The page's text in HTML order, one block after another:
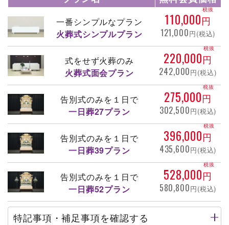
一番シンプルなプラン
火葬式シンプルプラン
110,000円
税抜
121,000円(税込)
式をせず火葬のみ
火葬式面会プラン
220,000円
税抜
242,000円(税込)
告別式のみを１日で
一日葬27プラン
275,000円
税抜
302,500円(税込)
告別式のみを１日で
一日葬39プラン
396,000円
税抜
435,600円(税込)
告別式のみを１日で
一日葬52プラン
528,000円
税抜
580,800円(税込)
特記事項・補足事項を確認する